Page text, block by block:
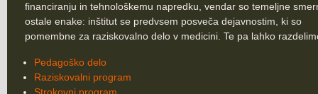
financiranju in tehnološkemu napredku, vendar so temeljne
ostale enake: inštitut se predvsem posveča dejavnostim, ki so
pomembne za raziskovalno delo v medicini. Te pa lahko
Pedagoško delo
Raziskovalni program
Strokovni program